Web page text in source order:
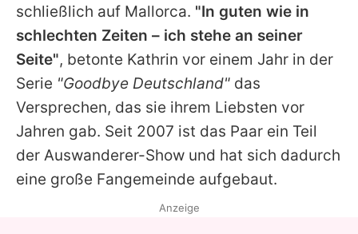
schließlich auf Mallorca. "In guten wie in
schlechten Zeiten – ich stehe an seiner
Seite", betonte Kathrin vor einem Jahr in der
Serie "Goodbye Deutschland" das
Versprechen, das sie ihrem Liebsten vor
Jahren gab. Seit 2007 ist das Paar ein Teil
der Auswanderer-Show und hat sich dadurch
eine große Fangemeinde aufgebaut.
Anzeige